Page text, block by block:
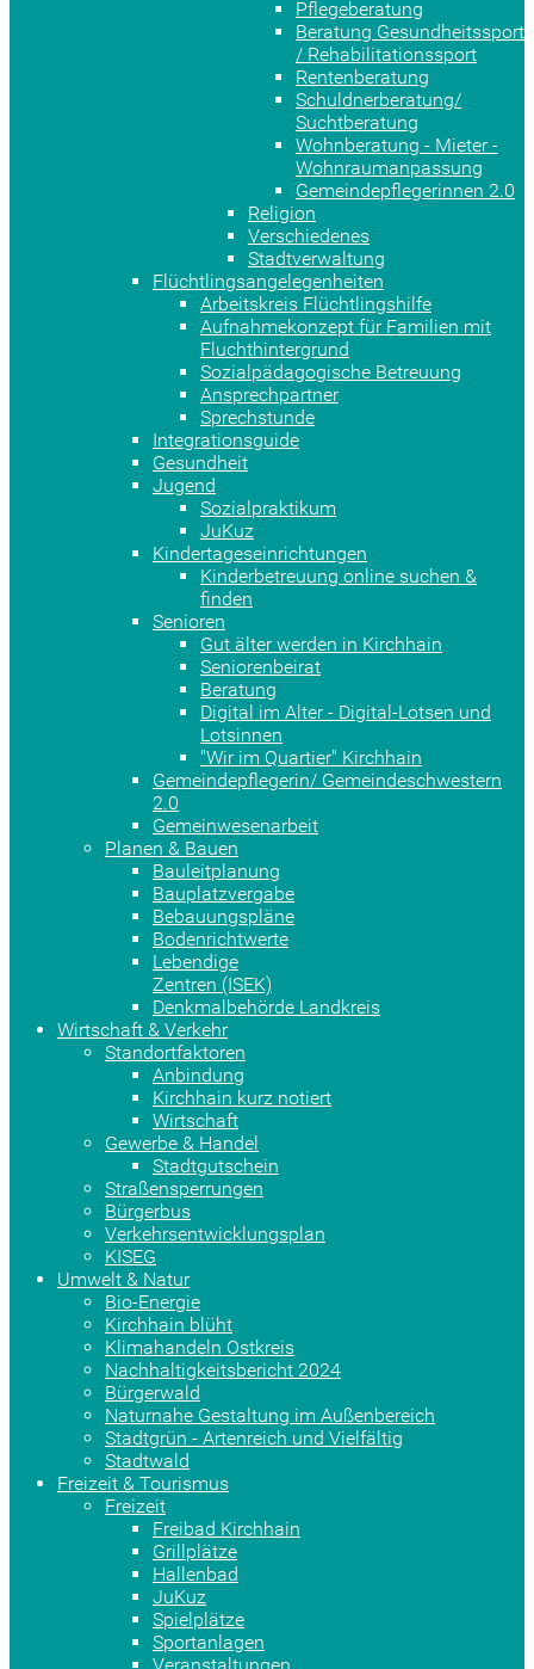
Pflegeberatung
Beratung Gesundheitssport
/ Rehabilitationssport
Rentenberatung
Schuldnerberatung/
Suchtberatung
Wohnberatung - Mieter -
Wohnraumanpassung
Gemeindepflegerinnen 2.0
Religion
Verschiedenes
Stadtverwaltung
Flüchtlingsangelegenheiten
Arbeitskreis Flüchtlingshilfe
Aufnahmekonzept für Familien mit
Fluchthintergrund
Sozialpädagogische Betreuung
Ansprechpartner
Sprechstunde
Integrationsguide
Gesundheit
Jugend
Sozialpraktikum
JuKuz
Kindertageseinrichtungen
Kinderbetreuung online suchen &
finden
Senioren
Gut älter werden in Kirchhain
Seniorenbeirat
Beratung
Digital im Alter - Digital-Lotsen und
Lotsinnen
"Wir im Quartier" Kirchhain
Gemeindepflegerin/ Gemeindeschwestern
2.0
Gemeinwesenarbeit
Planen & Bauen
Bauleitplanung
Bauplatzvergabe
Bebauungspläne
Bodenrichtwerte
Lebendige
Zentren (ISEK)
Denkmalbehörde Landkreis
Wirtschaft & Verkehr
Standortfaktoren
Anbindung
Kirchhain kurz notiert
Wirtschaft
Gewerbe & Handel
Stadtgutschein
Straßensperrungen
Bürgerbus
Verkehrsentwicklungsplan
KISEG
Umwelt & Natur
Bio-Energie
Kirchhain blüht
Klimahandeln Ostkreis
Nachhaltigkeitsbericht 2024
Bürgerwald
Naturnahe Gestaltung im Außenbereich
Stadtgrün - Artenreich und Vielfältig
Stadtwald
Freizeit & Tourismus
Freizeit
Freibad Kirchhain
Grillplätze
Hallenbad
JuKuz
Spielplätze
Sportanlagen